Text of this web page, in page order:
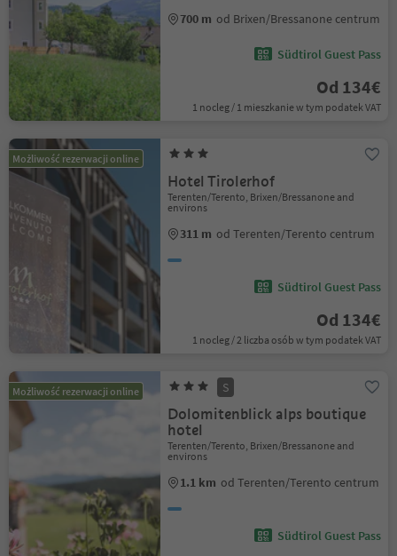
700 m od Brixen/Bressanone centrum
Südtirol Guest Pass
Od 134€
1 nocleg / 1 mieszkanie w tym podatek VAT
Możliwość rezerwacji online
Hotel Tirolerhof
Terenten/Terento, Brixen/Bressanone and
environs
311 m od Terenten/Terento centrum
Südtirol Guest Pass
Od 134€
1 nocleg / 2 liczba osób w tym podatek VAT
Możliwość rezerwacji online S
Dolomitenblick alps boutique
hotel
Terenten/Terento, Brixen/Bressanone and
environs
1.1 km od Terenten/Terento centrum
Südtirol Guest Pass